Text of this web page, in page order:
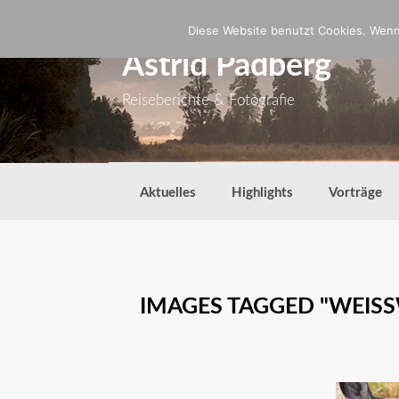
Astrid Padberg
Reiseberichte & Fotografie
Aktuelles Highlights Vorträge
IMAGES TAGGED
Diese Website benutzt Cookies.